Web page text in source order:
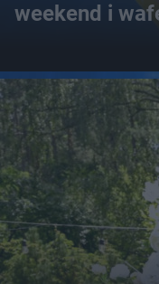
weekend i